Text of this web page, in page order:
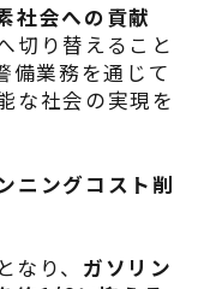
社会への貢献
切り替えること
備業務を通じて
な社会の実現を
ニングコスト削
り、 ガソリン